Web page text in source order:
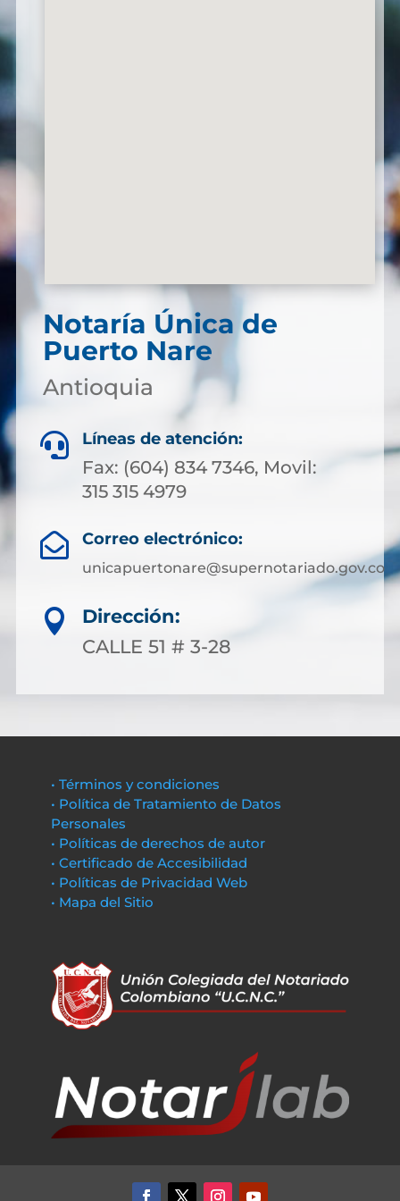
Notaría Única de
Puerto Nare
Antioquia
 Líneas de atención:
Fax: (604) 834 7346, Movil:
315 315 4979
 Correo electrónico:
unicapuertonare@supernotariado.gov.co

Dirección:
CALLE 51 # 3-28
• Términos y condiciones
• Política de Tratamiento de Datos
Personales
• Políticas de derechos de autor
• Certificado de Accesibilidad
• Políticas de Privacidad Web
• Mapa del Sitio